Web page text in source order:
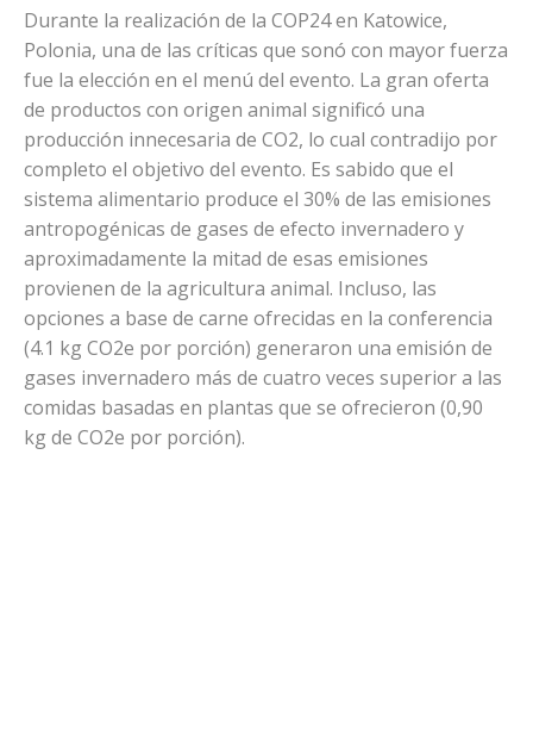
Durante la realización de la COP24 en Katowice,
Polonia, una de las críticas que sonó con mayor fuerza
fue la elección en el menú del evento. La gran oferta
de productos con origen animal significó una
producción innecesaria de CO2, lo cual contradijo por
completo el objetivo del evento. Es sabido que el
sistema alimentario produce el 30% de las emisiones
antropogénicas de gases de efecto invernadero y
aproximadamente la mitad de esas emisiones
provienen de la agricultura animal. Incluso, las
opciones a base de carne ofrecidas en la conferencia
(4.1 kg CO2e por porción) generaron una emisión de
gases invernadero más de cuatro veces superior a las
comidas basadas en plantas que se ofrecieron (0,90
kg de CO2e por porción).